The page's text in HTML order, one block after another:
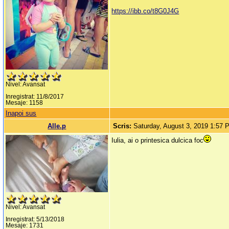
Nivel: Avansat
Inregistrat: 11/8/2017
Mesaje: 1158
https://ibb.co/t8G0J4G
Inapoi sus
Alle.p
Scris:Saturday, August 3, 2019 1:57
Nivel: Avansat
Inregistrat: 5/13/2018
Mesaje: 1731
Iulia, ai o printesica dulcica foc